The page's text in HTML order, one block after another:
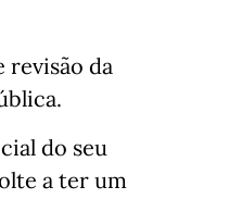
revisão da
do seu
a ter um